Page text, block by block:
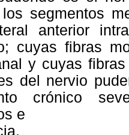
segmentos
anterior
cuyas fibras
y cuyas
del nervio
crónico
e